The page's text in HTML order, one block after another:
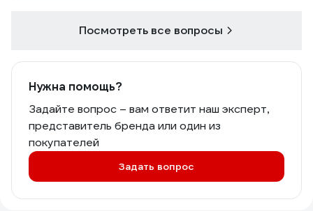
Посмотреть все вопросы
Нужна помощь?
Задайте вопрос – вам ответит наш эксперт,
представитель бренда или один из
покупателей
Задать вопрос